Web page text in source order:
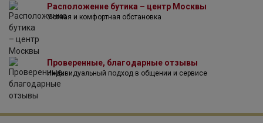
Расположение бутика – центр Москвы
Уютная и комфортная обстановка
Проверенные, благодарные отзывы
Индивидуальный подход в общении и сервисе